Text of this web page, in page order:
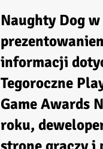
Naughty Dog
informacji
Tegoroczne
Game Awards
roku,